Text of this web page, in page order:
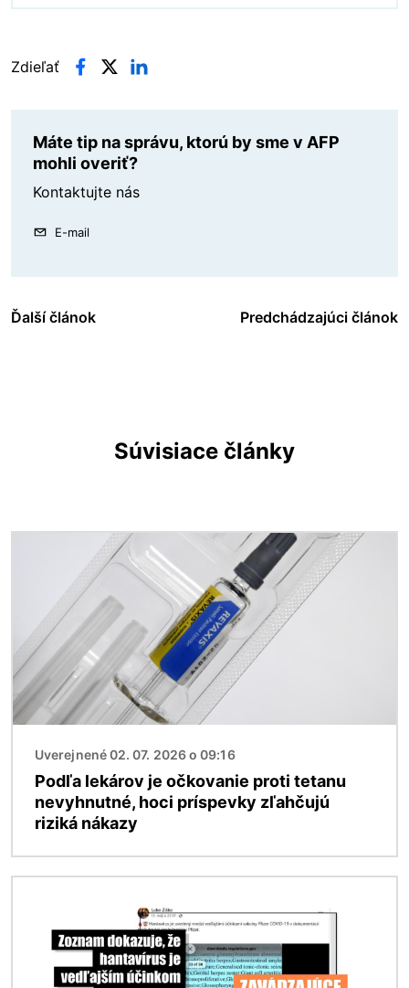
Zdieľať
Máte tip na správu, ktorú by sme v AFP
mohli overiť?
Kontaktujte nás
E-mail
Ďalší článok Predchádzajúci článok
Súvisiace články
Uverejnené 02. 07. 2026 o 09:16
Podľa lekárov je očkovanie proti tetanu
nevyhnutné, hoci príspevky zľahčujú
riziká nákazy